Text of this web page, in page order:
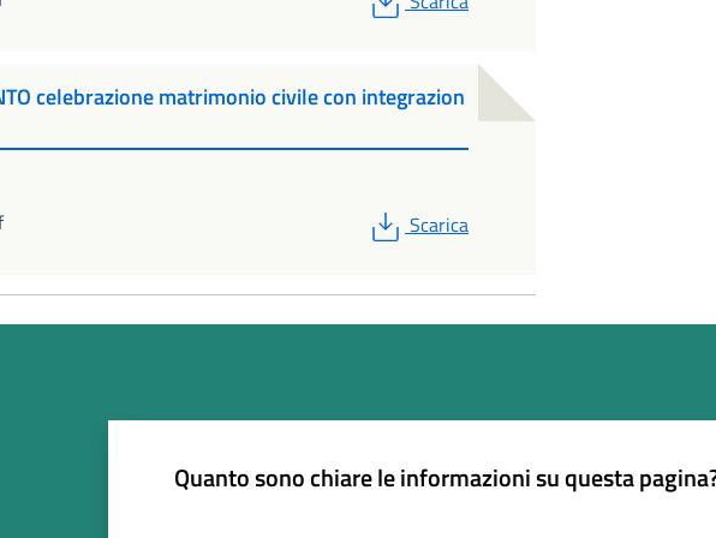
celebrazione matrimonio civile con integrazion
PDF
Scarica
Quanto sono chiare le informazioni su questa